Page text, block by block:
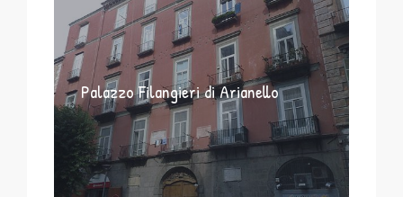
Palazzo Filangieri di Arianello